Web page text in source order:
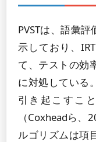
PVSTは、語彙
示しており、
て、テストの効
に対処している
引き起こすこ
（Coxheadら、
ルゴリズムは項